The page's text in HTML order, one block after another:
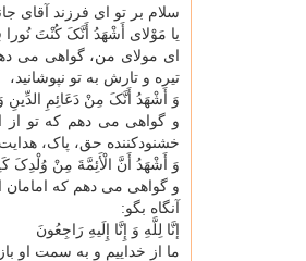
سلام بر تو ای فرزند آقای
یا مَوْلای أَشْهَدُ أَنَّکَ کُنْتَ
ای مولای من، گواهی می
تیره و تارش به تو نپوشانید،
وَ أَشْهَدُ أَنَّکَ مِنْ دَعَائِمِ الدِّینِ
و گواهی می دهم که تو از
خشنودکننده حق، پاک،
وَ أَشْهَدُ أَنَّ الْأَئِمَّةَ مِنْ وُلْدِکَ
و گواهی می دهم که امامان
آنگاه بگو:
إنَّا لِلَّهِ وَ إِنَّا إِلَیهِ رَاجِعُونَ
ما از خداییم و به سمت او